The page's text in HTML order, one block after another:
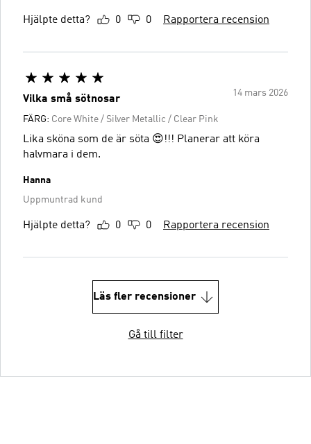
Hjälpte detta? 0 0 Rapportera recension
14 mars 2026
Vilka små sötnosar
FÄRG: Core White / Silver Metallic / Clear Pink
Lika sköna som de är söta 😍!!! Planerar att köra
halvmara i dem.
Hanna
Uppmuntrad kund
Hjälpte detta? 0 0 Rapportera recension
Läs fler recensioner
Gå till filter